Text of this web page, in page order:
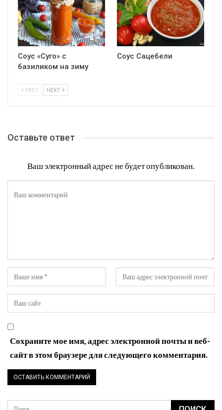
Соус «Суго» с
базиликом на зиму
Соус Сацебели
PREV NEXT
Оставьте ответ
Ваш электронный адрес не будет опубликован.
Сохраните мое имя, адрес электронной почты и веб-
сайт в этом браузере для следующего комментария.